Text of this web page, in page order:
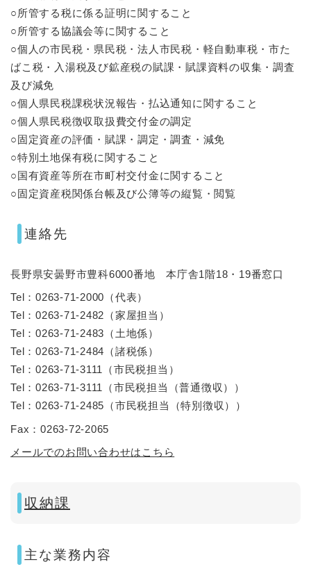
○所管する税に係る証明に関すること
○所管する協議会等に関すること
○個人の市民税・県民税・法人市民税・軽自動車税・市た
ばこ税・入湯税及び鉱産税の賦課・賦課資料の収集・調査
及び減免
○個人県民税課税状況報告・払込通知に関すること
○個人県民税徴収取扱費交付金の調定
○固定資産の評価・賦課・調定・調査・減免
○特別土地保有税に関すること
○国有資産等所在市町村交付金に関すること
○固定資産税関係台帳及び公簿等の縦覧・閲覧
連絡先
長野県安曇野市豊科6000番地 本庁舎1階18・19番窓口
Tel：0263-71-2000 （代表）
Tel：0263-71-2482 （家屋担当 ）
Tel：0263-71-2483 （ 土地係）
Tel：0263-71-2484 （諸税係）
Tel：0263-71-3111
（市民税担当 ）
Tel：0263-71-3111
（市民税担当（普通徴収）
）
Tel：0263-71-2485 （市民税担当（特別徴収）
）
Fax：0263-72-2065
メールでのお問い合わせはこちら
収納課
主な業務内容